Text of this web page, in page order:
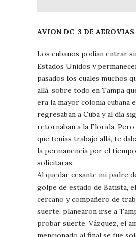
AVION DC-3 DE AEROVIAS
Los cubanos podían entrar
Estados Unidos y
pasados los cuales muchos
allá, sobre todo en Tampa
era la mayor colonia cubana
regresaban a Cuba y al día
retornaban a la Florida.
que tenías trabajo allá, te
la permanencia por el
solicitaras.
Al quedar cesante mi padre
golpe de estado de Batista,
cercano y compañero de
suerte, planearon irse a
probar suerte. Vázquez, el